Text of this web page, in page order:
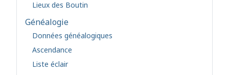
Lieux des Boutin
Généalogie
Données généalogiques
Ascendance
Liste éclair